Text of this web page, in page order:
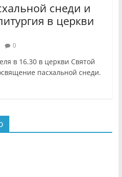
снеди и
в церкви
0
в 16.30 в церкви Святой
пасхальной снеди.